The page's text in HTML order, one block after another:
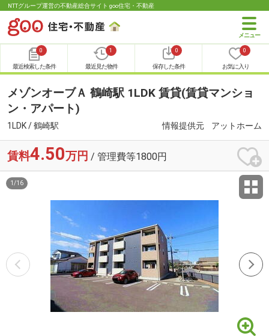
NTTグループ運営の不動産総合サイト goo住宅・不動産
0
最近検索した条件
1
最近見た物件
0
保存した条件
0
お気に入り
メゾンオーブＡ 鶴崎駅 1LDK 賃貸(賃貸マンショ
ン・アパート)
1LDK / 鶴崎駅 情報提供元 アットホーム
賃料4.50万円 / 管理費等1800円
1 /16